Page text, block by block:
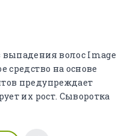
волос Image
на основе
предупреждает
их рост. Сыворотка